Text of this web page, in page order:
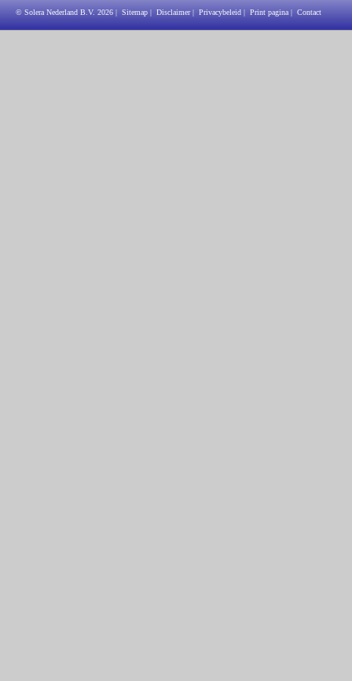
© Solera Nederland B.V. 2026 | Sitemap | Disclaimer| Privacybeleid | Print pagina | Contact